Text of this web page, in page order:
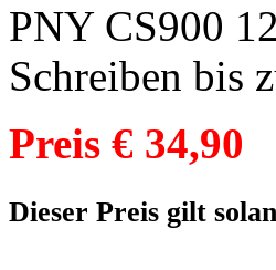
PNY CS900
Schreiben bis
Preis € 34,90
Dieser Preis gilt